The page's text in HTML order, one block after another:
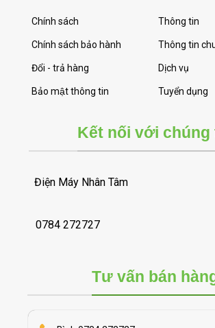
Chính sách
Chính sách bảo hành
Đổi - trả hàng
Bảo mật thông tin
Thông tin
Thông tin
Dịch vụ
Tuyển dụng
Kết nối với chúng
Điện Máy Nhân Tâm
0784 272727
Tư vấn bán